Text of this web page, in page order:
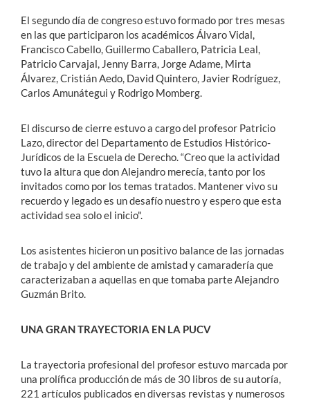
El segundo día de congreso estuvo formado por tres mesas
en las que participaron los académicos Álvaro Vidal,
Francisco Cabello, Guillermo Caballero, Patricia Leal,
Patricio Carvajal, Jenny Barra, Jorge Adame, Mirta
Álvarez, Cristián Aedo, David Quintero, Javier Rodríguez,
Carlos Amunátegui y Rodrigo Momberg.
El discurso de cierre estuvo a cargo del profesor Patricio
Lazo, director del Departamento de Estudios Histórico-
Jurídicos de la Escuela de Derecho. “Creo que la actividad
tuvo la altura que don Alejandro merecía, tanto por los
invitados como por los temas tratados. Mantener vivo su
recuerdo y legado es un desafío nuestro y espero que esta
actividad sea solo el inicio".
Los asistentes hicieron un positivo balance de las jornadas
de trabajo y del ambiente de amistad y camaradería que
caracterizaban a aquellas en que tomaba parte Alejandro
Guzmán Brito.
UNA GRAN TRAYECTORIA EN LA PUCV
La trayectoria profesional del profesor estuvo marcada por
una prolífica producción de más de 30 libros de su autoría,
221 artículos publicados en diversas revistas y numerosos